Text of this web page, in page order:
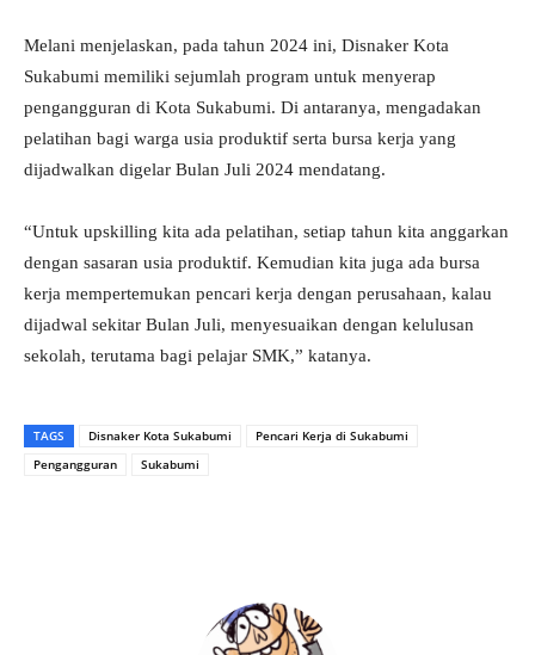
Melani menjelaskan, pada tahun 2024 ini, Disnaker Kota
Sukabumi memiliki sejumlah program untuk menyerap
pengangguran di Kota Sukabumi. Di antaranya, mengadakan
pelatihan bagi warga usia produktif serta bursa kerja yang
dijadwalkan digelar Bulan Juli 2024 mendatang.
“Untuk upskilling kita ada pelatihan, setiap tahun kita anggarkan
dengan sasaran usia produktif. Kemudian kita juga ada bursa
kerja mempertemukan pencari kerja dengan perusahaan, kalau
dijadwal sekitar Bulan Juli, menyesuaikan dengan kelulusan
sekolah, terutama bagi pelajar SMK,” katanya.
TAGS Disnaker Kota Sukabumi
Pencari Kerja di Sukabumi
Pengangguran
Sukabumi